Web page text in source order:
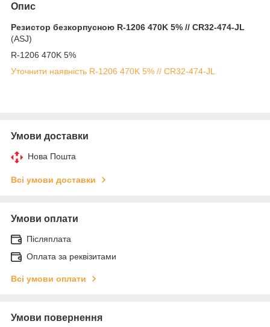
Опис
Резистор безкорпусною R-1206 470K 5% // CR32-474-JL
(ASJ)
R-1206 470K 5%
Уточнити наявність R-1206 470K 5% // CR32-474-JL
Умови доставки
Нова Пошта
Всі умови доставки
Умови оплати
Післяплата
Оплата за реквізитами
Всі умови оплати
Умови повернення